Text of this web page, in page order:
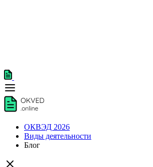
ОКВЭД 2026
Виды деятельности
Блог